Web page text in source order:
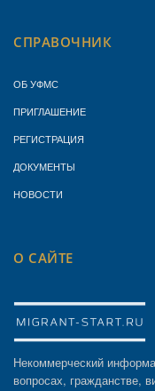
СПРАВОЧНИК
ОБ УФМС
ПРИГЛАШЕНИЕ
РЕГИСТРАЦИЯ
ДОКУМЕНТЫ
НОВОСТИ
О САЙТЕ
Некоммерческий
вопросах, гражданстве,